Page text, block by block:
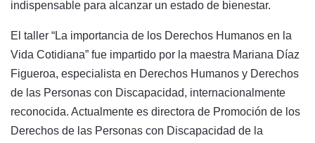
indispensable para alcanzar un estado de bienestar.
El taller “La importancia de los Derechos Humanos en la
Vida Cotidiana” fue impartido por la maestra Mariana Díaz
Figueroa, especialista en Derechos Humanos y Derechos
de las Personas con Discapacidad, internacionalmente
reconocida. Actualmente es directora de Promoción de los
Derechos de las Personas con Discapacidad de la